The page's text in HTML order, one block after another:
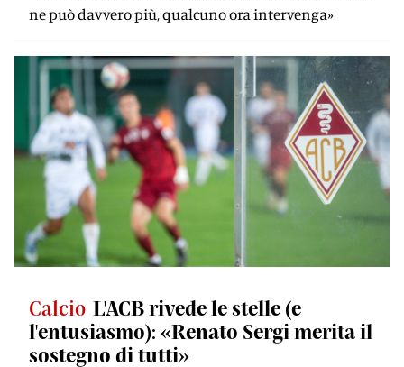
ne può davvero più, qualcuno ora intervenga»
Calcio L'ACB rivede le stelle (e
l'entusiasmo): «Renato Sergi merita il
sostegno di tutti»